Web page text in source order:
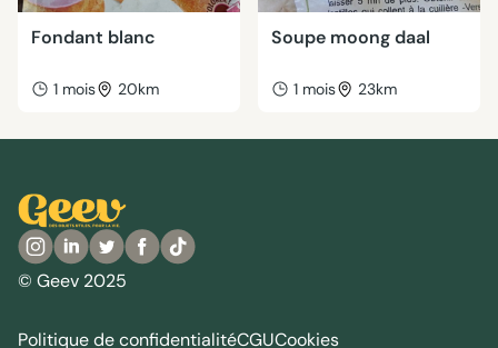
Fondant blanc
1 mois 20km
Soupe moong daal
1 mois 23km
© Geev 2025
Politique de confidentialitéCGUCookies